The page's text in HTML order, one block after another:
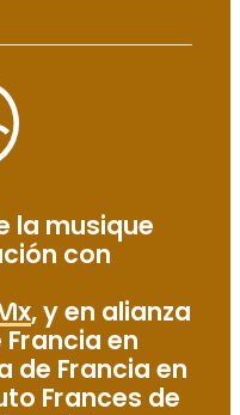
la musique
con
, y en alianza
en
de Francia en
Frances de